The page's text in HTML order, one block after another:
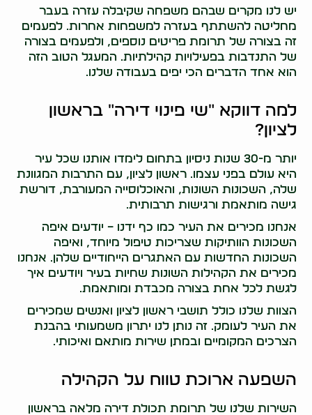
יש לנו מקרים שבהם משפחה שקיבלה עזרה בעבר
מחליטה להשתתף בעזרה למשפחות אחרות. לפעמים
זה בצורה של תרומת פריטים נוספים, ולפעמים בצורה
של התנדבות בפעילויות קהילתיות. המעגל הטוב הזה
הוא אחד הדברים הכי יפים בעבודה שלנו.
למה דווקא "שי פינוי דירה" בראשון
לציון?
יותר מ-30 שנות ניסיון בתחום לימדו אותנו שכל עיר
היא עולם בפני עצמו. ראשון לציון, עם התרבות המגוונת
שלה, השכונות השונות, והאוכלוסייה המעורבת, דורשת
גישה מותאמת ורגישות תרבותית.
אנחנו מכירים את העיר כמו כף ידנו – יודעים איפה
השכונות הוותיקות שצריכות טיפול מיוחד, ואיפה
השכונות החדשות עם האתגרים הייחודיים שלהן. אנחנו
מכירים את הקהילות השונות שחיות בעיר ויודעים איך
לגשת לכל אחת בצורה מכבדת ומותאמת.
הצוות שלנו כולל תושבי ראשון לציון ואנשים שמכירים
את העיר לעומק. זה נותן לנו יתרון משמעותי בהבנת
הצרכים המקומיים ובמתן שירות מותאם ואיכותי.
השפעה ארוכת טווח על הקהילה
השירות שלנו של תרומת תכולת דירה מלאה בראשון